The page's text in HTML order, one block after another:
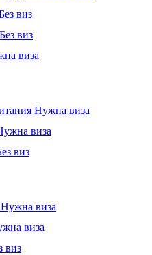
виз
Без виз
виза
Нужна виза
виза
виз
Нужна виза
виза
виз